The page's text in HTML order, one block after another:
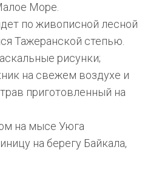
Море.
по живописной лесной
Тажеранской степью.
рисунки;
на свежем воздухе и
приготовленный на
на мысе Уюга
на берегу Байкала,